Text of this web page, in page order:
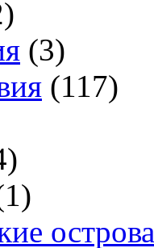
(3)
(117)
острова